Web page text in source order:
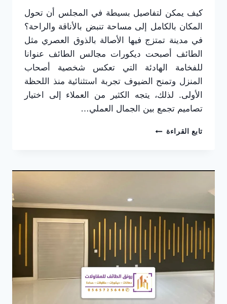
كيف يمكن لتفاصيل بسيطة في المجلس أن تحول
المكان بالكامل إلى مساحة تنبض بالأناقة والراحة؟
في مدينة تمتزج فيها الأصالة بالذوق العصري مثل
الطائف أصبحت ديكورات مجالس الطائف عنوانا
للفخامة الهادئة التي تعكس شخصية أصحاب
المنزل وتمنح الضيوف تجربة استثنائية منذ اللحظة
الأولى. لذلك، يتجه الكثير من العملاء إلى اختيار
تصاميم تجمع بين الجمال العملي…
تابع القراءة ديكورات
0565725648
بأحدث
الديكورات